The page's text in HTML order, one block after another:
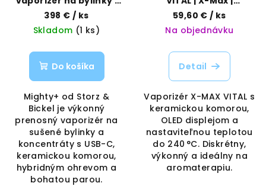
Storz & Bickel |
Vaporama
398 € / ks
Skladom (1 ks)
Do košíka
Mighty+ od Storz &
Bickel je výkonný
prenosný vaporizér na
sušené bylinky a
koncentráty s USB-C,
keramickou komorou,
hybridným ohrevom a
bohatou parou.
Vaporama
59,60 € / ks
Na objednávku
Detail
Vaporizér X-MAX VITAL s
keramickou komorou,
OLED displejom a
nastaviteľnou teplotou
do 240 °C. Diskrétny,
výkonný a ideálny na
aromaterapiu.